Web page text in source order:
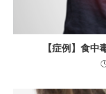
【症例】食